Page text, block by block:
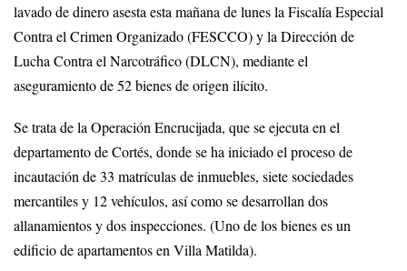
lavado de dinero asesta esta mañana de lunes la Fiscalía Especial
Contra el Crimen Organizado (FESCCO) y la Dirección de
Lucha Contra el Narcotráfico (DLCN), mediante el
aseguramiento de 52 bienes de origen ilícito.
Se trata de la Operación Encrucijada, que se ejecuta en el
departamento de Cortés, donde se ha iniciado el proceso de
incautación de 33 matrículas de inmuebles, siete sociedades
mercantiles y 12 vehículos, así como se desarrollan dos
allanamientos y dos inspecciones. (Uno de los bienes es un
edificio de apartamentos en Villa Matilda).